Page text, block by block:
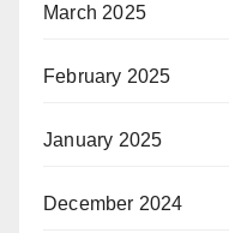
March 2025
February 2025
January 2025
December 2024